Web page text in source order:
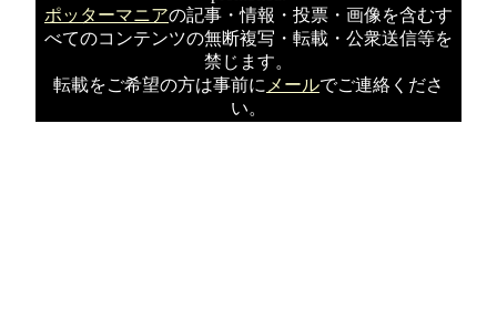
ポッターマニアの記事・情報・投票・画像を含むす
べてのコンテンツの無断複写・転載・公衆送信等を
禁じます。
転載をご希望の方は事前に メールでご連絡くださ
い。